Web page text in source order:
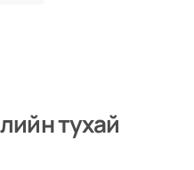
тухай